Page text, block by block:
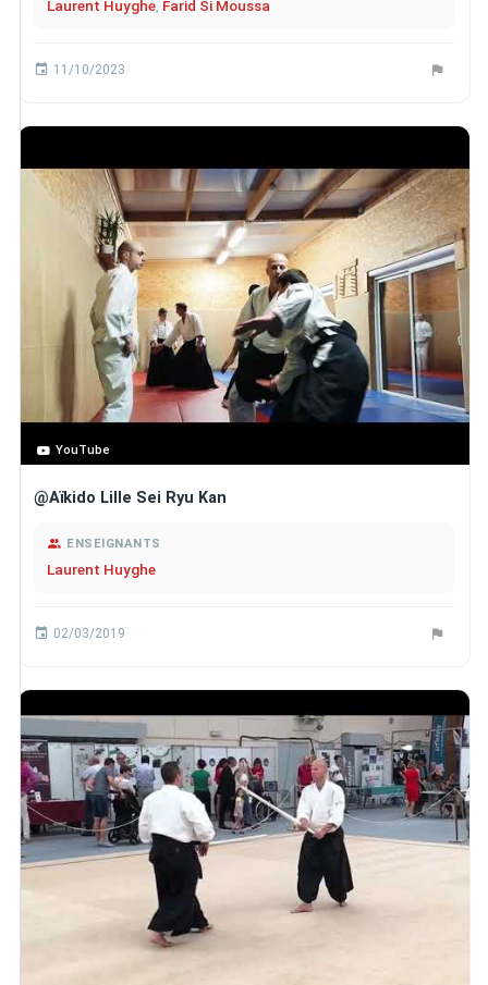
Laurent Huyghe, Farid Si Moussa
11/10/2023
YouTube
@Aïkido Lille Sei Ryu Kan
ENSEIGNANTS
Laurent Huyghe
02/03/2019